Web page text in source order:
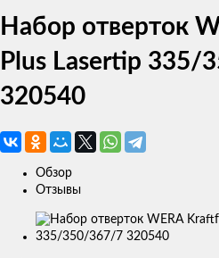
Набор отверток
Plus Lasertip 335/
320540
Обзор
Отзывы
Изображения